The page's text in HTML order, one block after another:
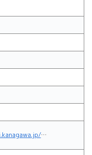
http://www.city.chigasaki.kanagawa.jp/shisetsu_info/1002567/1002695.html